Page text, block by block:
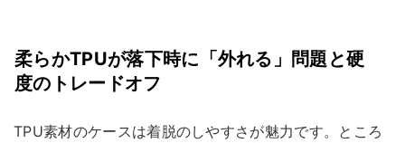
柔らかTPUが落下時に「外れる」問題と硬
度のトレードオフ
TPU素材のケースは着脱のしやすさが魅力です。ところ